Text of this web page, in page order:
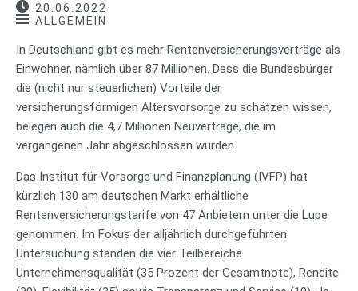
20.06.2022
ALLGEMEIN
In Deutschland gibt es mehr Rentenversicherungsverträge als
Einwohner, nämlich über 87 Millionen. Dass die Bundesbürger
die (nicht nur steuerlichen) Vorteile der
versicherungsförmigen Altersvorsorge zu schätzen wissen,
belegen auch die 4,7 Millionen Neuverträge, die im
vergangenen Jahr abgeschlossen wurden.
Das Institut für Vorsorge und Finanzplanung (IVFP) hat
kürzlich 130 am deutschen Markt erhältliche
Rentenversicherungstarife von 47 Anbietern unter die Lupe
genommen. Im Fokus der alljährlich durchgeführten
Untersuchung standen die vier Teilbereiche
Unternehmensqualität (35 Prozent der Gesamtnote), Rendite